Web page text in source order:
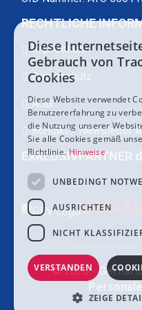
RECHTLICHE
Impressum
Datenschutz
AGB
Kontakt / Newsletter
EXKLUSIVPARTNER
GBV-
© 2026 -
Diese
Gebrauch von
Cookies
Diese Website verwendet
Benutzererfahrung zu
die Nutzung unserer
Sie alle Cookies gemäß
Richtlinie.Hinweise
UNBEDINGT
AUSRICHTEN
NICHT
VERSTANDEN
ZEIGE